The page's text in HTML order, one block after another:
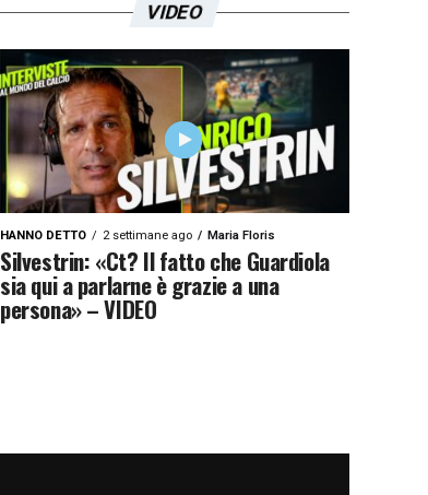
VIDEO
HANNO DETTO 2 settimane ago Maria Floris
Silvestrin: «Ct? Il fatto che Guardiola
sia qui a parlarne è grazie a una
persona» – VIDEO